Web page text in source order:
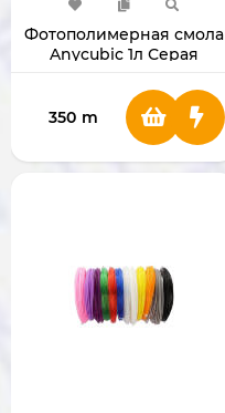
Фотополимерная смола
Anycubic 1л Серая
350 m